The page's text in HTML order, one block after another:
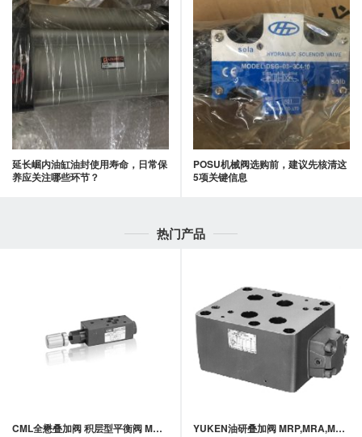
延长崛内油缸油封使用寿命，日常保
养应关注哪些环节？
POSU机械阀选购前，建议先核清这
5项关键信息
热门产品
CML全懋叠加阀 积层型平衡阀 MRB-02,MRB-03系列 YUKEN油研叠加阀 MRP,MRA,MRB-10系列叠加式减压阀